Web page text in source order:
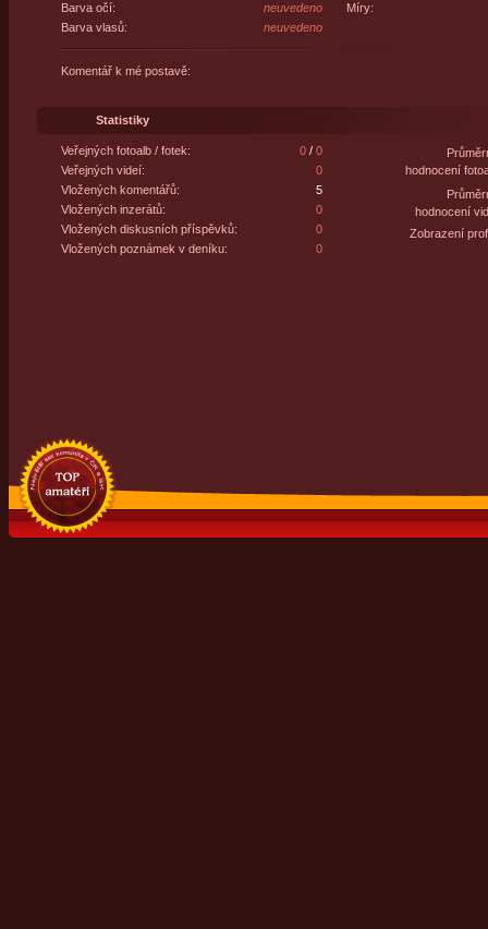
Barva očí:
neuvedeno
Barva vlasů:
neuvedeno
Míry:
Komentář k mé postavě:
Statistiky
Veřejných fotoalb / fotek: 0/ 0
Veřejných videí:
0
Vložených komentářů:
5
Vložených inzerátů:
0
Vložených diskusních příspěvků:
0
Vložených poznámek v deníku:
0
hodnocení
hodnocení
Zobrazení